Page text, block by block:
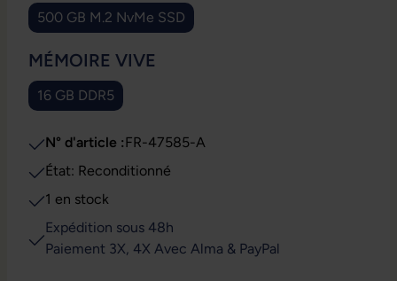
500 GB M.2 NvMe SSD
SÉLECTIONNEZ
MÉMOIRE VIVE
16 GB DDR5
N° d'article :FR-47585-A
État: Reconditionné
1 en stock
Expédition sous 48h
Paiement 3X, 4X Avec Alma & PayPal